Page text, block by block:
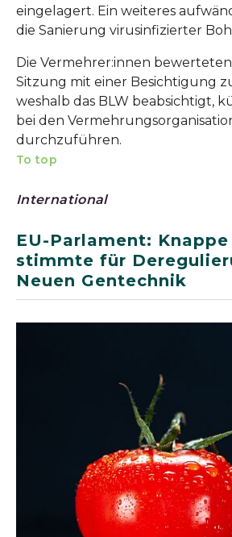
eingelagert. Ein weiteres
die Sanierung virusinfizierter
Die Vermehrer:innen bewerteten
Sitzung mit einer Besichtigung
weshalb das BLW beabsichtigt,
bei den
durchzuführen.
To top
International
EU-Parlament:
stimmte für
Neuen Gentechnik